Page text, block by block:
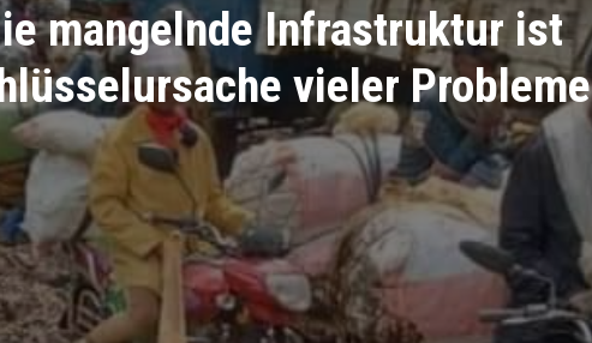
mangelnde Infrastruktur ist
vieler Probleme